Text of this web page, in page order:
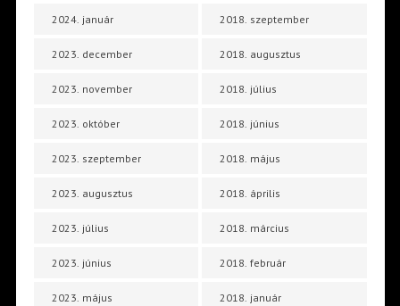
2024. január
2023. december
2023. november
2023. október
2023. szeptember
2023. augusztus
2023. július
2023. június
2023. május
2018. szeptember
2018. augusztus
2018. július
2018. június
2018. május
2018. április
2018. március
2018. február
2018. január